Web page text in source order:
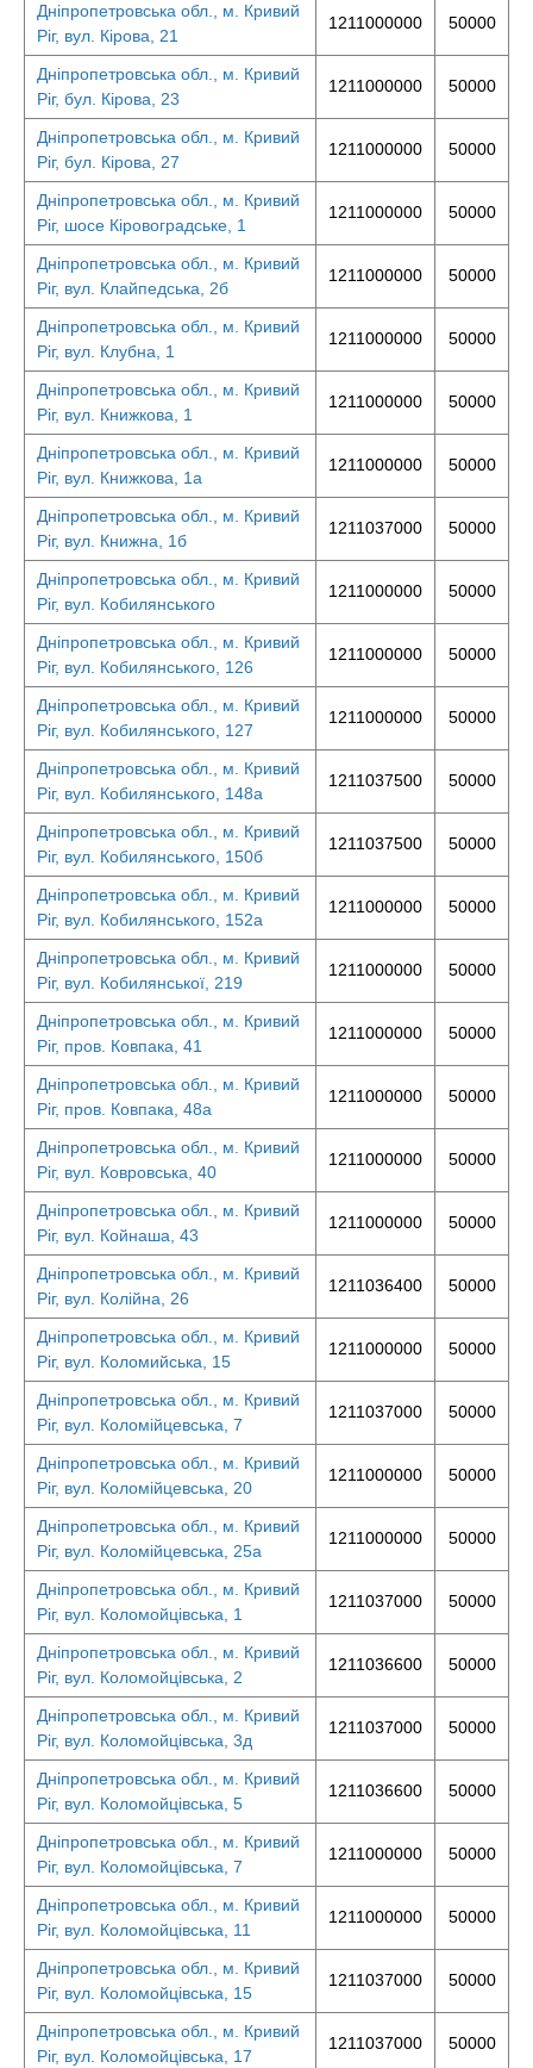
Дніпропетровська обл., м. Кривий
Ріг, вул. Кірова, 21
1211000000 50000
Дніпропетровська обл., м. Кривий
Ріг, бул. Кірова, 23
1211000000 50000
Дніпропетровська обл., м. Кривий
Ріг, бул. Кірова, 27
1211000000 50000
Дніпропетровська обл., м. Кривий
Ріг, шосе Кіровоградське, 1
1211000000 50000
Дніпропетровська обл., м. Кривий
Ріг, вул. Клайпедська, 2б
1211000000 50000
Дніпропетровська обл., м. Кривий
Ріг, вул. Клубна, 1
1211000000 50000
Дніпропетровська обл., м. Кривий
Ріг, вул. Книжкова, 1
1211000000 50000
Дніпропетровська обл., м. Кривий
Ріг, вул. Книжкова, 1а
1211000000 50000
Дніпропетровська обл., м. Кривий
Ріг, вул. Книжна, 1б
1211037000 50000
Дніпропетровська обл., м. Кривий
Ріг, вул. Кобилянського
1211000000 50000
Дніпропетровська обл., м. Кривий
Ріг, вул. Кобилянського, 126
1211000000 50000
Дніпропетровська обл., м. Кривий
Ріг, вул. Кобилянського, 127
1211000000 50000
Дніпропетровська обл., м. Кривий
Ріг, вул. Кобилянського, 148а
1211037500 50000
Дніпропетровська обл., м. Кривий
Ріг, вул. Кобилянського, 150б
1211037500 50000
Дніпропетровська обл., м. Кривий
Ріг, вул. Кобилянського, 152а
1211000000 50000
Дніпропетровська обл., м. Кривий
Ріг, вул. Кобилянської, 219
1211000000 50000
Дніпропетровська обл., м. Кривий
Ріг, пров. Ковпака, 41
1211000000 50000
Дніпропетровська обл., м. Кривий
Ріг, пров. Ковпака, 48а
1211000000 50000
Дніпропетровська обл., м. Кривий
Ріг, вул. Ковровська, 40
1211000000 50000
Дніпропетровська обл., м. Кривий
Ріг, вул. Койнаша, 43
1211000000 50000
Дніпропетровська обл., м. Кривий
Ріг, вул. Колійна, 26
1211036400 50000
Дніпропетровська обл., м. Кривий
Ріг, вул. Коломийська, 15
1211000000 50000
Дніпропетровська обл., м. Кривий
Ріг, вул. Коломійцевська, 7
1211037000 50000
Дніпропетровська обл., м. Кривий
Ріг, вул. Коломійцевська, 20
1211000000 50000
Дніпропетровська обл., м. Кривий
Ріг, вул. Коломійцевська, 25а
1211000000 50000
Дніпропетровська обл., м. Кривий
Ріг, вул. Коломойцівська, 1
1211037000 50000
Дніпропетровська обл., м. Кривий
Ріг, вул. Коломойцівська, 2
1211036600 50000
Дніпропетровська обл., м. Кривий
Ріг, вул. Коломойцівська, 3д
1211037000 50000
Дніпропетровська обл., м. Кривий
Ріг, вул. Коломойцівська, 5
1211036600 50000
Дніпропетровська обл., м. Кривий
Ріг, вул. Коломойцівська, 7
1211000000 50000
Дніпропетровська обл., м. Кривий
Ріг, вул. Коломойцівська, 11
1211000000 50000
Дніпропетровська обл., м. Кривий
Ріг, вул. Коломойцівська, 15
1211037000 50000
Дніпропетровська обл., м. Кривий
Ріг, вул. Коломойцівська, 17
1211037000 50000